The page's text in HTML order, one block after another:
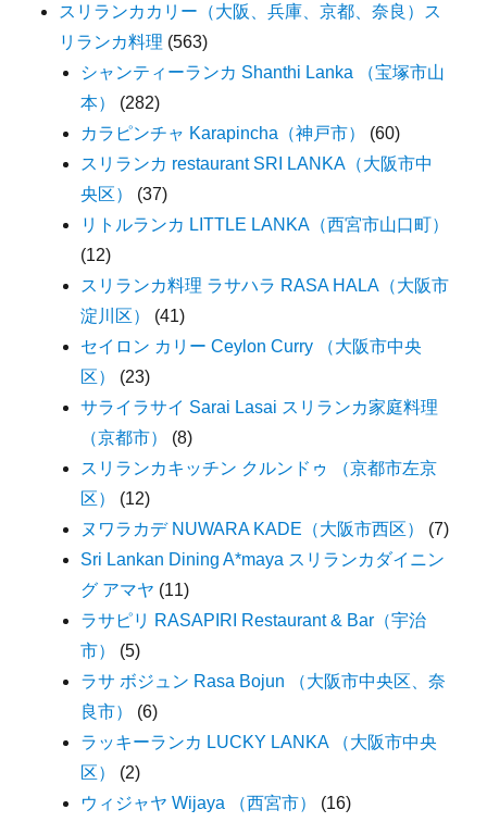
スリランカカリー（大阪、兵庫、京都、奈良）ス
リランカ料理 (563)
シャンティーランカ Shanthi Lanka （宝塚市山
本）
(282)
カラピンチャ Karapincha（神戸市）
(60)
スリランカ restaurant SRI LANKA（大阪市中
央区）
(37)
リトルランカ LITTLE LANKA（西宮市山口町）
(12)
スリランカ料理 ラサハラ RASA HALA（大阪市
淀川区）
(41)
セイロン カリー Ceylon Curry （大阪市中央
区）
(23)
サライラサイ Sarai Lasai スリランカ家庭料理
（京都市）
(8)
スリランカキッチン クルンドゥ （京都市左京
区）
(12)
ヌワラカデ NUWARA KADE（大阪市西区）
(7)
Sri Lankan Dining A*maya スリランカダイニン
グ アマヤ (11)
ラサピリ RASAPIRI Restaurant & Bar（宇治
市）
(5)
ラサ ボジュン Rasa Bojun （大阪市中央区、奈
良市）
(6)
ラッキーランカ LUCKY LANKA （大阪市中央
区）
(2)
ウィジャヤ Wijaya （西宮市）
(16)